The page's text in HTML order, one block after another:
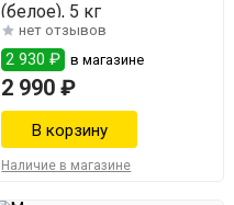
(белое), 5 кг
нет отзывов
2 930 ₽ в магазине
2 990 ₽
Наличие в магазине